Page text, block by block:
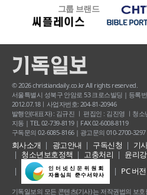
그룹 브랜드
© 2026 christiandaily.co.kr All rights reserved.
서울특별시 성북구 안암로 53 크로스빌딩 | 등록
2012.07.18ㅣ사업자번호: 204-81-20946
발행인(대표자) : 김규진 ㅣ 편집인 : 김진영 ㅣ청
지동 | TEL 02-739-8119 | FAX 02-6008-8119
구독문의 02-6085-8166 | 광고문의 010-2700-3297
회사소개 광고안내 구독신청 기
청소년보호정책
고충처리
윤리
PC 버전
기독일보의 모든 콘텐츠(기사) 는 저작권법의 보